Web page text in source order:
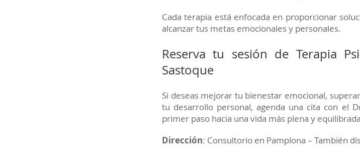
Cada terapia está enfocada en proporcionar
alcanzar tus metas emocionales y personales.
Reserva tu sesión de Terapia
Sastoque
Si deseas mejorar tu bienestar emocional,
tu desarrollo personal, agenda una cita con el
primer paso hacia una vida más plena y
Dirección: Consultorio en Pamplona – También